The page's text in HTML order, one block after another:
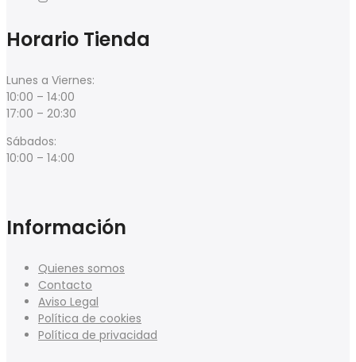
Horario Tienda
Lunes a Viernes:
10:00 – 14:00
17:00 – 20:30
Sábados:
10:00 – 14:00
Información
Quienes somos
Contacto
Aviso Legal
Política de cookies
Política de privacidad